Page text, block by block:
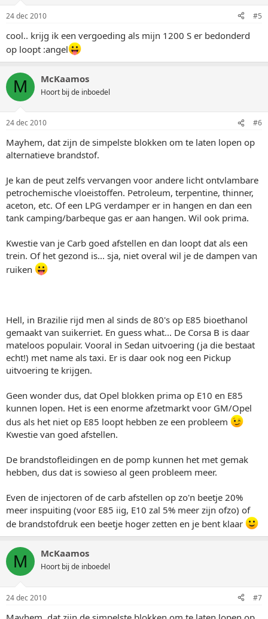
24 dec 2010 #5
cool.. krijg ik een vergoeding als mijn 1200 S er bedonderd
op loopt :angel
M McKaamos
Hoort bij de inboedel
24 dec 2010 #6
Mayhem, dat zijn de simpelste blokken om te laten lopen op
alternatieve brandstof.
Je kan de peut zelfs vervangen voor andere licht ontvlambare
petrochemische vloeistoffen. Petroleum, terpentine, thinner,
aceton, etc. Of een LPG verdamper er in hangen en dan een
tank camping/barbeque gas er aan hangen. Wil ook prima.
Kwestie van je Carb goed afstellen en dan loopt dat als een
trein. Of het gezond is... sja, niet overal wil je de dampen van
ruiken
Hell, in Brazilie rijd men al sinds de 80's op E85 bioethanol
gemaakt van suikerriet. En guess what... De Corsa B is daar
mateloos populair. Vooral in Sedan uitvoering (ja die bestaat
echt!) met name als taxi. Er is daar ook nog een Pickup
uitvoering te krijgen.
Geen wonder dus, dat Opel blokken prima op E10 en E85
kunnen lopen. Het is een enorme afzetmarkt voor GM/Opel
dus als het niet op E85 loopt hebben ze een probleem
Kwestie van goed afstellen.
De brandstofleidingen en de pomp kunnen het met gemak
hebben, dus dat is sowieso al geen probleem meer.
Even de injectoren of de carb afstellen op zo'n beetje 20%
meer inspuiting (voor E85 iig, E10 zal 5% meer zijn ofzo) of
de brandstofdruk een beetje hoger zetten en je bent klaar
M McKaamos
Hoort bij de inboedel
24 dec 2010 #7